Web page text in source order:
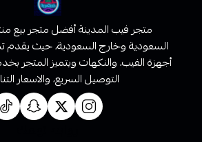
متجر فيب المدينة أفضل متجر بيع
السعودية وخارج السعودية، حيث
أجهزة الفيب، والنكهات ويتميز المتجر
التوصيل السريع، والاسعار